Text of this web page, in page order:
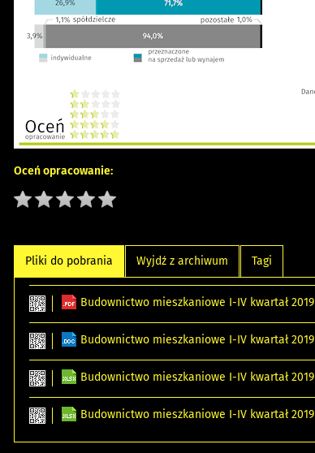
Oceń opracowanie:
Pliki do pobrania Wyjdź z archiwum Tagi
Budownictwo mieszkaniowe I-IV kwartał
Budownictwo mieszkaniowe I-IV kwartał
Budownictwo mieszkaniowe I-IV kwartał
Budownictwo mieszkaniowe I-IV kwartał